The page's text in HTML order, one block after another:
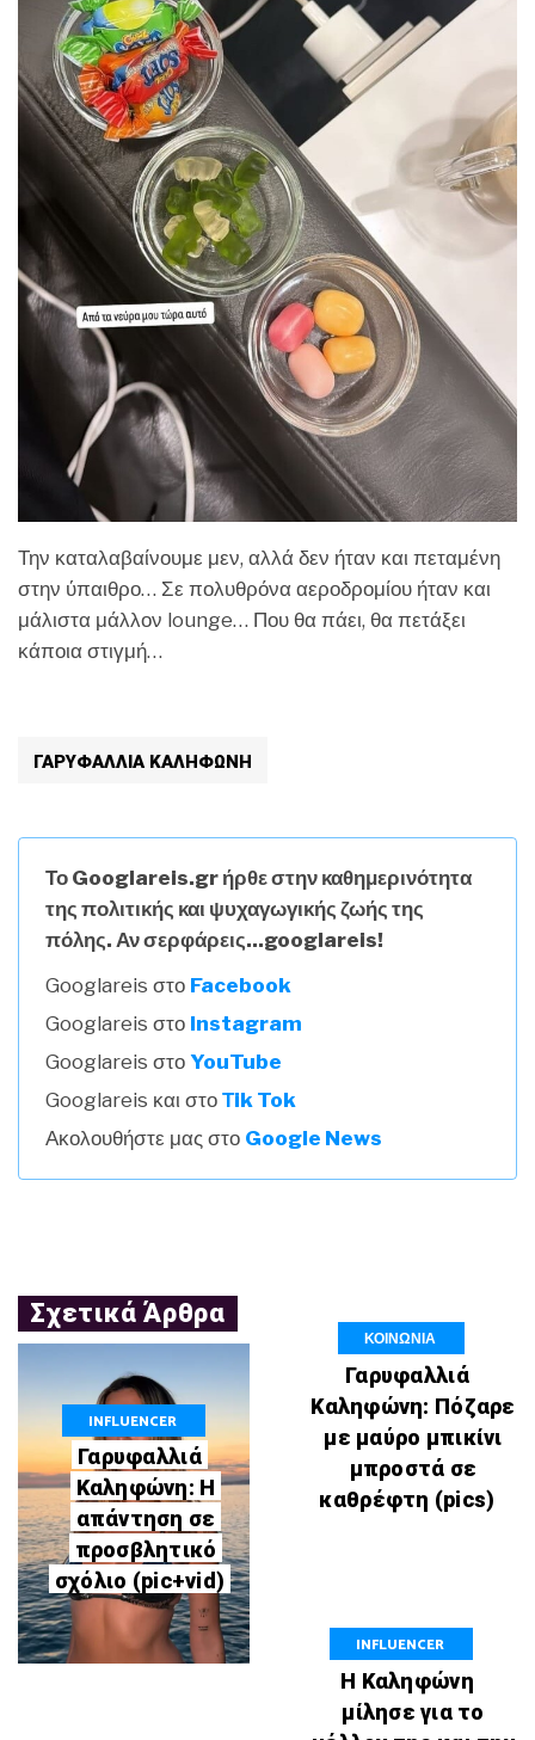
Την καταλαβαίνουμε μεν, αλλά δεν ήταν και πεταμένη
στην ύπαιθρο… Σε πολυθρόνα αεροδρομίου ήταν και
μάλιστα μάλλον lounge… Που θα πάει, θα πετάξει
κάποια στιγμή…
ΓΑΡΥΦΑΛΛΙΑ ΚΑΛΗΦΩΝΗ
Το Googlareis.gr ήρθε στην καθημερινότητα
της πολιτικής και ψυχαγωγικής ζωής της
πόλης. Αν σερφάρεις...googlareis!
Googlareis στο Facebook
Googlareis στο Instagram
Googlareis στο YouTube
Googlareis και στο Τik Tok
Ακολουθήστε μας στο Google News
Σχετικά Άρθρα
INFLUENCER
Γαρυφαλλιά
Καληφώνη: Η
απάντηση σε
προσβλητικό
σχόλιο (pic+vid)
ΚΟΙΝΩΝΙΑ
Γαρυφαλλιά
Καληφώνη: Πόζαρε
με μαύρο μπικίνι
μπροστά σε
καθρέφτη (pics)
INFLUENCER
Η Καληφώνη
μίλησε για το